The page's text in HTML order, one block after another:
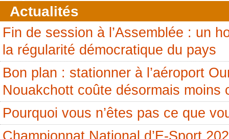
Actualités
Fin de session à l’Assemblée : un
la régularité démocratique du pays
Bon plan : stationner à l’aéroport
Nouakchott coûte désormais moins
Pourquoi vous n’êtes pas ce que
Championnat National d’E-Sport